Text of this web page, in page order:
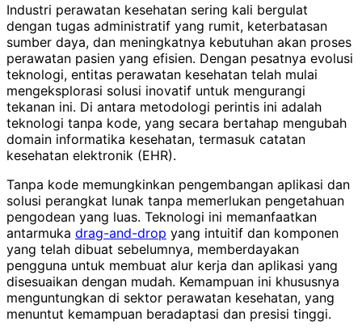
Industri perawatan kesehatan sering kali bergulat
dengan tugas administratif yang rumit, keterbatasan
sumber daya, dan meningkatnya kebutuhan akan proses
perawatan pasien yang efisien. Dengan pesatnya evolusi
teknologi, entitas perawatan kesehatan telah mulai
mengeksplorasi solusi inovatif untuk mengurangi
tekanan ini. Di antara metodologi perintis ini adalah
teknologi tanpa kode, yang secara bertahap mengubah
domain informatika kesehatan, termasuk catatan
kesehatan elektronik (EHR).
Tanpa kode memungkinkan pengembangan aplikasi dan
solusi perangkat lunak tanpa memerlukan pengetahuan
pengodean yang luas. Teknologi ini memanfaatkan
antarmuka drag-and-drop yang intuitif dan komponen
yang telah dibuat sebelumnya, memberdayakan
pengguna untuk membuat alur kerja dan aplikasi yang
disesuaikan dengan mudah. Kemampuan ini khususnya
menguntungkan di sektor perawatan kesehatan, yang
menuntut kemampuan beradaptasi dan presisi tinggi.